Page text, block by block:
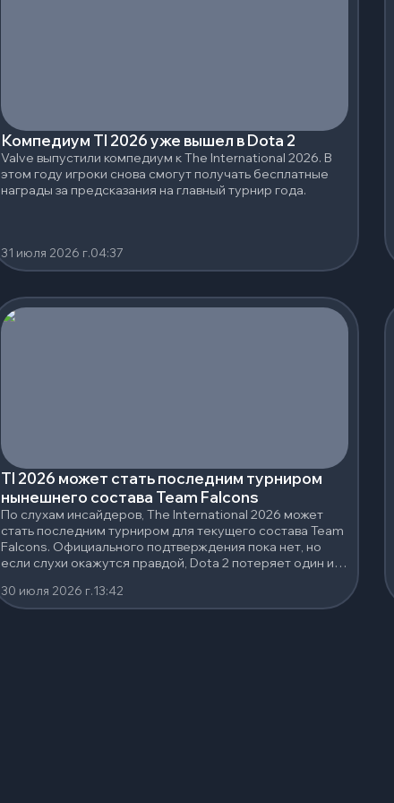
Компедиум TI 2026 уже вышел в Dota 2
Valve выпустили компедиум к The International 2026. В
этом году игроки снова смогут получать бесплатные
награды за предсказания на главный турнир года.
31 июля 2026 г.04:37
TI 2026 может стать последним турниром
нынешнего состава Team Falcons
По слухам инсайдеров, The International 2026 может
стать последним турниром для текущего состава Team
Falcons. Официального подтверждения пока нет, но
если слухи окажутся правдой, Dota 2 потеряет один из
30 июля 2026 г.13:42